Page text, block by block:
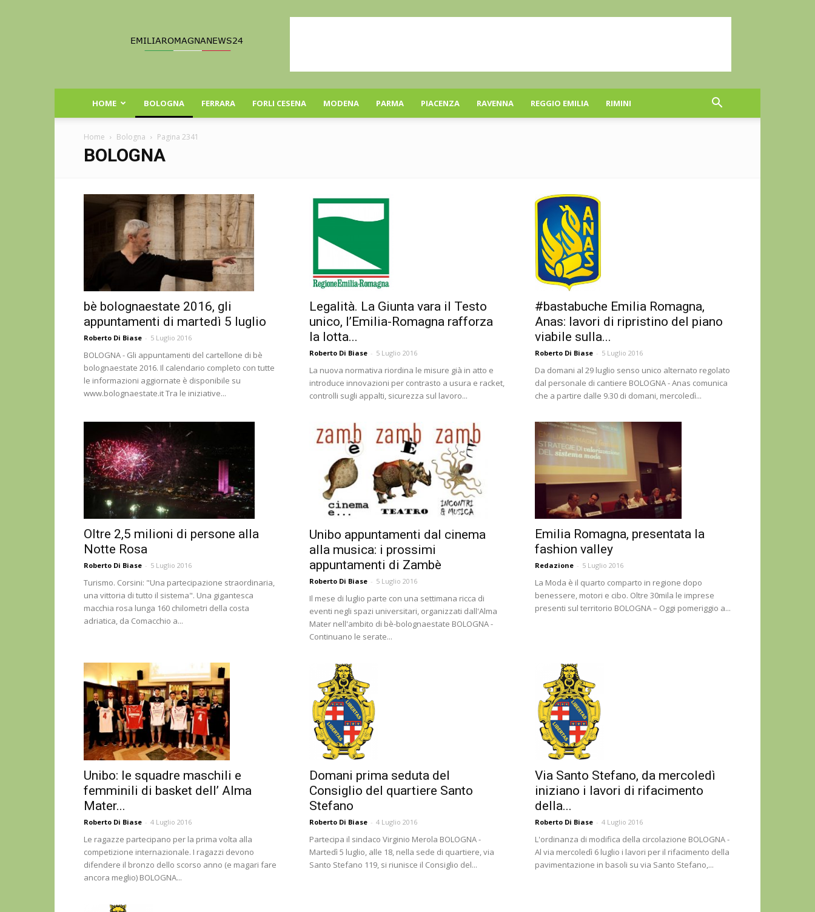
Romagna
HOME BOLOGNA FERRARA FORLI CESENA MODENA PARMA PIACENZA RAVENNA REGGIO EMILIA RIMINI
Home Bologna Pagina 2341
BOLOGNA
bè bolognaestate 2016, gli
appuntamenti di martedì 5 luglio
Roberto Di Biase - 5 Luglio 2016
BOLOGNA - Gli appuntamenti del cartellone di bè
bolognaestate 2016. Il calendario completo con tutte
le informazioni aggiornate è disponibile su
www.bolognaestate.it Tra le iniziative...
Legalità. La Giunta vara il Testo
unico, l’Emilia-Romagna rafforza
la lotta...
Roberto Di Biase - 5 Luglio 2016
La nuova normativa riordina le misure già in atto e
introduce innovazioni per contrasto a usura e racket,
controlli sugli appalti, sicurezza sul lavoro...
#bastabuche Emilia Romagna,
Anas: lavori di ripristino del piano
viabile sulla...
Roberto Di Biase - 5 Luglio 2016
Da domani al 29 luglio senso unico alternato regolato
dal personale di cantiere BOLOGNA - Anas comunica
che a partire dalle 9.30 di domani, mercoledì...
Oltre 2,5 milioni di persone alla
Notte Rosa
Roberto Di Biase - 5 Luglio 2016
Turismo. Corsini: "Una partecipazione straordinaria,
una vittoria di tutto il sistema". Una gigantesca
macchia rosa lunga 160 chilometri della costa
adriatica, da Comacchio a...
Unibo appuntamenti dal cinema
alla musica: i prossimi
appuntamenti di Zambè
Roberto Di Biase - 5 Luglio 2016
Il mese di luglio parte con una settimana ricca di
eventi negli spazi universitari, organizzati dall'Alma
Mater nell'ambito di bè-bolognaestate BOLOGNA -
Continuano le serate...
Emilia Romagna, presentata la
fashion valley
Redazione - 5 Luglio 2016
La Moda è il quarto comparto in regione dopo
benessere, motori e cibo. Oltre 30mila le imprese
presenti sul territorio BOLOGNA – Oggi pomeriggio a...
Unibo: le squadre maschili e
femminili di basket dell’ Alma
Mater...
Roberto Di Biase - 4 Luglio 2016
Le ragazze partecipano per la prima volta alla
competizione internazionale. I ragazzi devono
difendere il bronzo dello scorso anno (e magari fare
ancora meglio) BOLOGNA...
Domani prima seduta del
Consiglio del quartiere Santo
Stefano
Roberto Di Biase - 4 Luglio 2016
Partecipa il sindaco Virginio Merola BOLOGNA -
Martedì 5 luglio, alle 18, nella sede di quartiere, via
Santo Stefano 119, si riunisce il Consiglio del...
Via Santo Stefano, da mercoledì
iniziano i lavori di rifacimento
della...
Roberto Di Biase - 4 Luglio 2016
L'ordinanza di modifica della circolazione BOLOGNA -
Al via mercoledì 6 luglio i lavori per il rifacimento della
pavimentazione in basoli su via Santo Stefano,...